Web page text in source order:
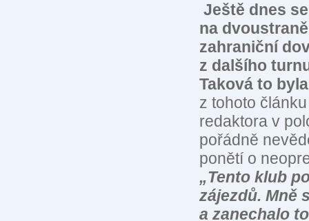
Ještě dnes
na
zahraniční
z dalšího
Taková to
z tohoto
redaktora v
pořádně
ponětí o
„Tento klub
zájezdů. Mně
a zanechalo